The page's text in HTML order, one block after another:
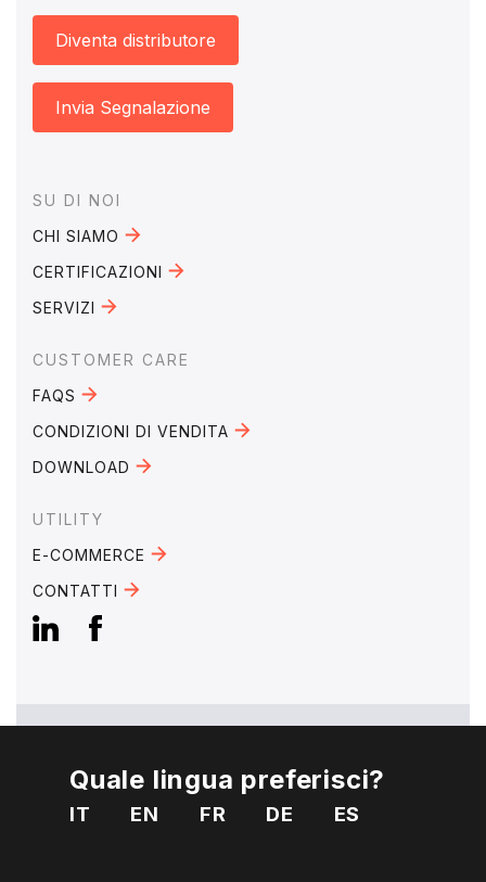
Diventa distributore
Invia Segnalazione
Footer
SU DI NOI
CHI SIAMO
CERTIFICAZIONI
SERVIZI
CUSTOMER CARE
FAQS
CONDIZIONI DI VENDITA
DOWNLOAD
UTILITY
E-COMMERCE
CONTATTI
EMAIL:
mebra@mebra.it
TELEFONO: +39 0331 344005
Quale lingua preferisci?
IT EN FR DE ES